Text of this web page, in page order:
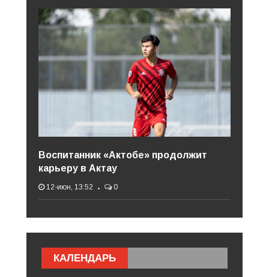
Воспитанник «Актобе» продолжит
карьеру в Актау
12-июн, 13:52 0
КАЛЕНДАРЬ